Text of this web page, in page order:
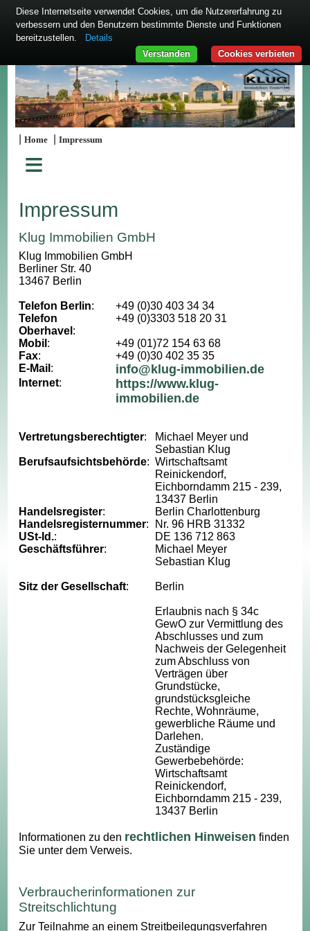
|Home |Impressum
≡
Impressum
Klug Immobilien GmbH
Klug Immobilien GmbH
Berliner Str. 40
13467 Berlin
Telefon Berlin:
+49 (0)30 403 34 34
Telefon
Oberhavel :
+49 (0)3303 518 20 31
Mobil :
+49 (01)72 154 63 68
Fax:
+49 (0)30 402 35 35
E-Mail : info@klug-immobilien.de
Internet:
https://www.klug-
immobilien.de
Vertretungsberechtigter:
Michael Meyer und
Sebastian Klug
Berufsaufsichtsbehörde:Wirtschaftsamt
Reinickendorf,
Eichborndamm 215 - 239,
13437 Berlin
Handelsregister:
Berlin Charlottenburg
Handelsregisternummer:
Nr. 96 HRB 31332
USt-Id.:
DE 136 712 863
Geschäftsführer:
Michael Meyer
Sebastian Klug
Sitz der Gesellschaft: Berlin
Erlaubnis nach § 34c
GewO zur Vermittlung des
Abschlusses und zum
Nachweis der Gelegenheit
zum Abschluss von
Verträgen über
Grundstücke,
grundstücksgleiche
Rechte, Wohnräume,
gewerbliche Räume und
Darlehen.
Zuständige
Gewerbebehörde:
Wirtschaftsamt
Reinickendorf,
Eichborndamm 215 - 239,
13437 Berlin
Informationen zu den rechtlichen Hinweisen finden
Sie unter dem Verweis.
Verbraucherinformationen zur
Streitschlichtung
Zur Teilnahme an einem Streitbeilegungsverfahren
Diese Internetseite verwendet Cookies, um die Nutzererfahrung zu
verbessern und den Benutzern bestimmte Dienste und Funktionen
bereitzustellen.
Details
Cookies verbieten
Verstanden